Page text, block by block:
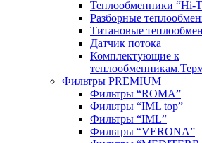
Теплообменники “Hi-
Разборные
Титановые
Датчик потока
Комплектующие к
Фильтры PREMIUM
Фильтры “ROMA”
Фильтры “IML top”
Фильтры “IML”
Фильтры “VERONA”